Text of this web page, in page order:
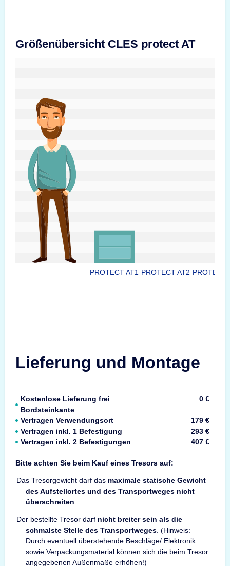
Größenübersicht CLES protect AT
PROTECT AT1 PROTECT AT2 PROTECT
Lieferung und Montage
Kostenlose Lieferung frei
Bordsteinkante
0 €
Vertragen Verwendungsort
179 €
Vertragen inkl. 1 Befestigung
293 €
Vertragen inkl. 2 Befestigungen
407 €
Bitte achten Sie beim Kauf eines Tresors auf:
Das Tresorgewicht darf das maximale statische Gewicht
des Aufstellortes und des Transportweges nicht
überschreiten
Der bestellte Tresor darf nicht breiter sein als die
schmalste Stelle des Transportweges . (Hinweis:
Durch eventuell überstehende Beschläge/ Elektronik
sowie Verpackungsmaterial können sich die beim Tresor
angegebenen Außenmaße erhöhen!)